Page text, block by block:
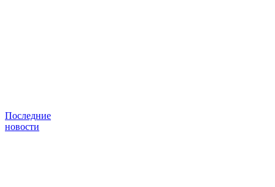
Последние
новости